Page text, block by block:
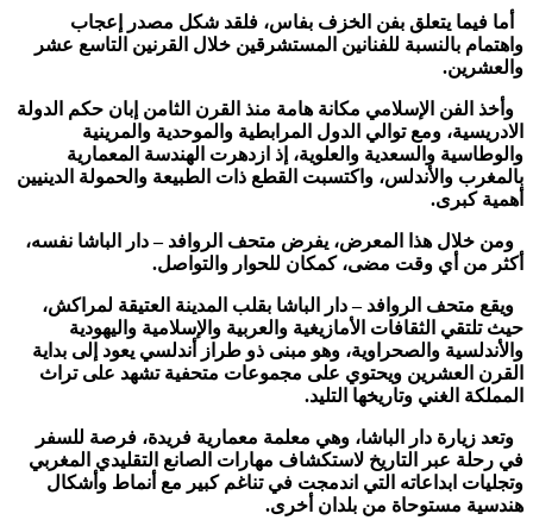
أما فيما يتعلق بفن الخزف بفاس، فلقد شكل مصدر إعجاب
واهتمام بالنسبة للفنانين المستشرقين خلال القرنين التاسع عشر
والعشرين.
وأخذ الفن الإسلامي مكانة هامة منذ القرن الثامن إبان حكم الدولة
الادريسية، ومع توالي الدول المرابطية والموحدية والمرينية
والوطاسية والسعدية والعلوية، إذ ازدهرت الهندسة المعمارية
بالمغرب والأندلس، واكتسبت القطع ذات الطبيعة والحمولة الدينيين
أهمية كبرى.
ومن خلال هذا المعرض، يفرض متحف الروافد – دار الباشا نفسه،
أكثر من أي وقت مضى، كمكان للحوار والتواصل.
ويقع متحف الروافد – دار الباشا بقلب المدينة العتيقة لمراكش،
حيث تلتقي الثقافات الأمازيغية والعربية والإسلامية واليهودية
والأندلسية والصحراوية، وهو مبنى ذو طراز أندلسي يعود إلى بداية
القرن العشرين ويحتوي على مجموعات متحفية تشهد على تراث
المملكة الغني وتاريخها التليد.
وتعد زيارة دار الباشا، وهي معلمة معمارية فريدة، فرصة للسفر
في رحلة عبر التاريخ لاستكشاف مهارات الصانع التقليدي المغربي
وتجليات ابداعاته التي اندمجت في تناغم كبير مع أنماط وأشكال
هندسية مستوحاة من بلدان أخرى.